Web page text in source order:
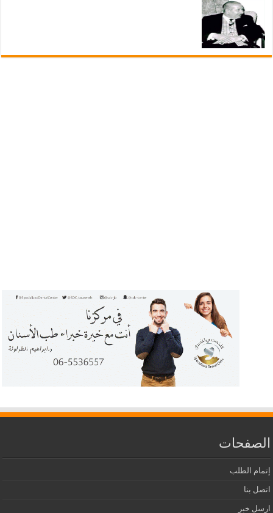
الصفحات
إتمام الطلب
اتصل بنا
ارسل خبر